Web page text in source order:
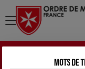
menu
Mots de